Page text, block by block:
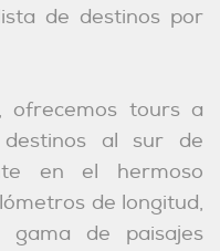
de destinos por
ofrecemos tours a
al sur de
en el hermoso
de longitud,
gama de paisajes